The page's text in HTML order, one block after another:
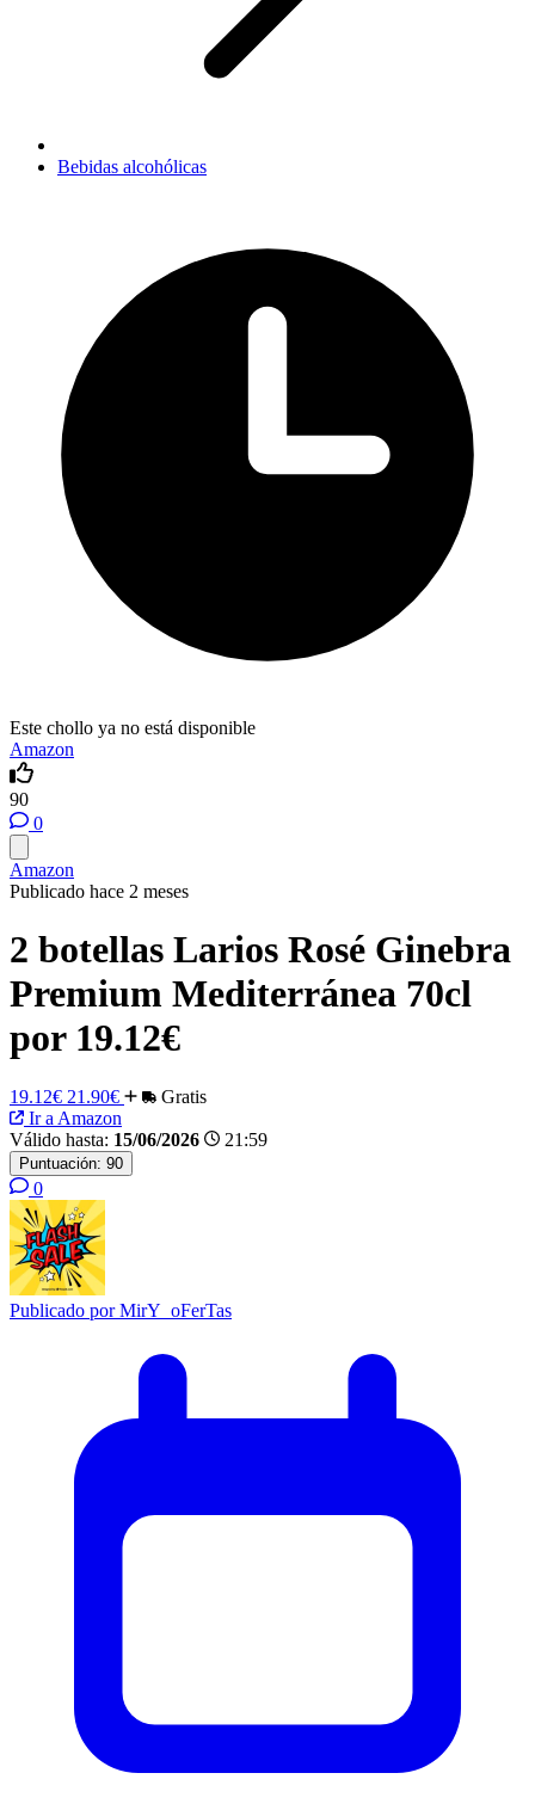
Bebidas alcohólicas
Este chollo ya no está disponible
Amazon
90
0
Amazon
Publicado hace 2 meses
2 botellas Larios Rosé Ginebra
Premium Mediterránea 70cl
por 19.12€
19.12€ 21.90€
Gratis
Ir a Amazon
Válido hasta: 15/06/2026 21:59
Puntuación: 90
0
Publicado porMirY_oFerTas